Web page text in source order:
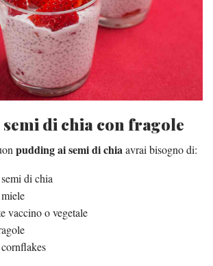
di chia con fragole
pudding ai semi di chiaavrai bisogno di:
di chia
vaccino o vegetale